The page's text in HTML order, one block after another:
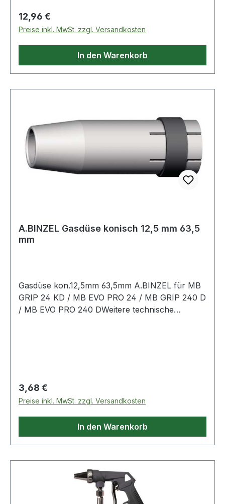
Polystyrol, Aktivkohle Weitere Produkte im
Bereich Serie 6000 Bajonettanschluß
Regulärer Preis:
12,96 €
Preise inkl. MwSt. zzgl. Versandkosten
In den Warenkorb
A.BINZEL Gasdüse konisch 12,5 mm 63,5
mm
Gasdüse kon.12,5mm 63,5mm A.BINZEL für MB
GRIP 24 KD / MB EVO PRO 24 / MB GRIP 240 D
/ MB EVO PRO 240 DWeitere technische
Regulärer Preis:
3,68 €
Preise inkl. MwSt. zzgl. Versandkosten
In den Warenkorb